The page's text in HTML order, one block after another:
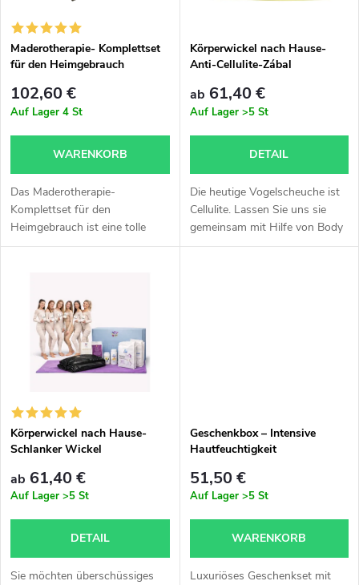
k
t
s
o
r
t
n
g
e
d
e
P
r
k
t
e
Maderotherapie- Komplettset
für den Heimgebrauch
102,60 €
Auf Lager 4 St
WARENKORB
Das Maderotherapie-
Komplettset für den
Heimgebrauch ist eine tolle
Ergänzung zur Salonpflege. Es
gegen Cellulite. Im...
Körperwickel nach Hause-
Anti-Cellulite-Zábal
ab 61,40 €
Auf Lager >5 St
DETAIL
Die heutige Vogelscheuche ist
Cellulite. Lassen Sie uns sie
gemeinsam mit Hilfe von Body
Wraps gegen Cellulite für zu
Körperwickel nach Hause-
Schlanker Wickel
ab 61,40 €
Auf Lager >5 St
DETAIL
Sie möchten überschüssiges
Geschenkbox – Intensive
Hautfeuchtigkeit
51,50 €
Auf Lager >5 St
WARENKORB
Luxuriöses Geschenkset mit